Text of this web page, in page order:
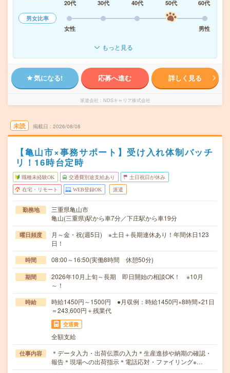
20代
30代 40代 50代
60代
男女比率
女性
男性
もっと見る
気になる! 応募へ進む 詳しく見る
派遣会社 NDSキャリア株式会社
未読 掲載日 2026/08/08
【亀山市×事務サポート】受け入れ体制バッチ
リ！16時台定時
職種未経験OK 交通費別途支給あり 土日祝日が休み
在宅・リモート WEB登録OK 派遣
勤務地
三重県亀山市
亀山(三重県)駅から車7分／下庄駅から車19分
曜日頻度
月～金・祝(週5日) ※土日＋長期連休あり！年間休日123
日！
時間 08:00～16:50(実働8時間 休憩50分)
期間
2026年10月上旬～長期 即日開始の相談OK！ ※10月
～！
時給
時給1450円～1500円 ●月収例：時給1450円×8時間×21日
＝243,600円＋残業代
交通費
全額支給
仕事内容
＊データ入力・出荷伝票の入力＊生産進捗や納期の確認・
報告＊現場への出荷指示＊電話応対・ファイリング※…